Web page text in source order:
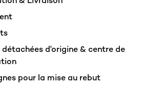
to both a multimedia PC
détachées d'origine & centre de
pour la mise au rebut